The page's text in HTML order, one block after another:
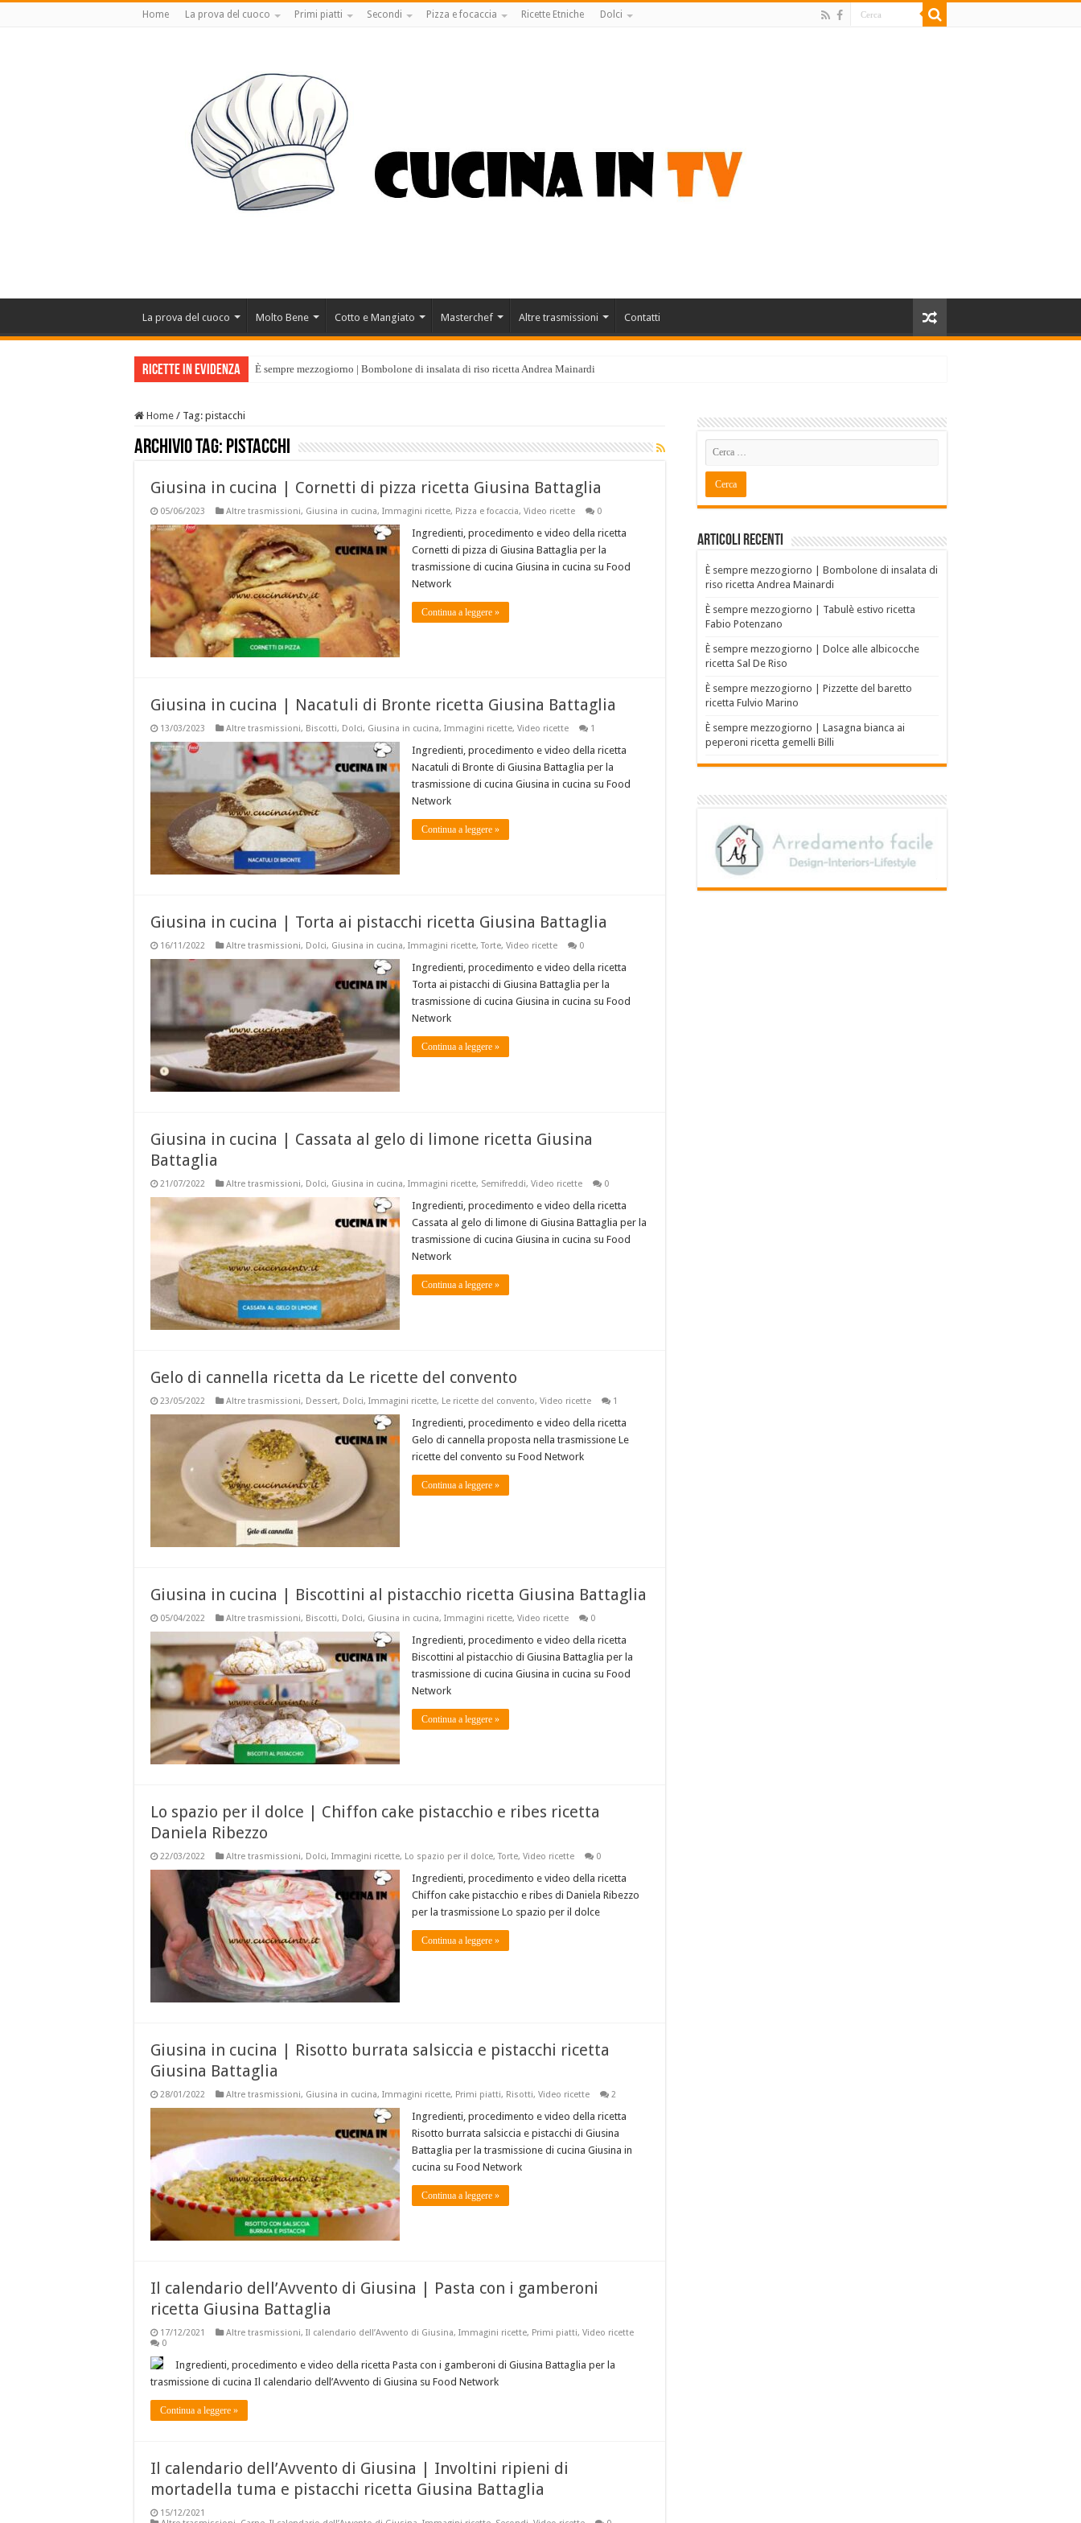
Home La prova del cuoco Primi piatti Secondi Pizza e focaccia Ricette Etniche Dolci
La prova del cuoco Molto Bene Cotto e Mangiato Masterchef Altre trasmissioni Contatti
Ricette in evidenza È sempre mezzogiorno | Bombolone di insalata di riso ricetta Andrea Mainardi
Home / Tag: pistacchi
Archivio tag: pistacchi
Giusina in cucina | Cornetti di pizza ricetta Giusina Battaglia
05/06/2023 Altre trasmissioni, Giusina in cucina, Immagini ricette, Pizza e focaccia, Video ricette 0
Ingredienti, procedimento e video della ricetta
Cornetti di pizza di Giusina Battaglia per la
trasmissione di cucina Giusina in cucina su Food
Network
Continua a leggere »
Giusina in cucina | Nacatuli di Bronte ricetta Giusina Battaglia
13/03/2023 Altre trasmissioni, Biscotti, Dolci, Giusina in cucina, Immagini ricette, Video ricette 1
Ingredienti, procedimento e video della ricetta
Nacatuli di Bronte di Giusina Battaglia per la
trasmissione di cucina Giusina in cucina su Food
Network
Continua a leggere »
Giusina in cucina | Torta ai pistacchi ricetta Giusina Battaglia
16/11/2022 Altre trasmissioni, Dolci, Giusina in cucina, Immagini ricette,Torte, Video ricette 0
Ingredienti, procedimento e video della ricetta
Torta ai pistacchi di Giusina Battaglia per la
trasmissione di cucina Giusina in cucina su Food
Network
Continua a leggere »
Giusina in cucina | Cassata al gelo di limone ricetta Giusina
Battaglia
21/07/2022 Altre trasmissioni, Dolci, Giusina in cucina, Immagini ricette, Semifreddi, Video ricette 0
Ingredienti, procedimento e video della ricetta
Cassata al gelo di limone di Giusina Battaglia per la
trasmissione di cucina Giusina in cucina su Food
Network
Continua a leggere »
Gelo di cannella ricetta da Le ricette del convento
23/05/2022 Altre trasmissioni, Dessert, Dolci, Immagini ricette, Le ricette del convento, Video ricette 1
Ingredienti, procedimento e video della ricetta
Gelo di cannella proposta nella trasmissione Le
ricette del convento su Food Network
Continua a leggere »
Giusina in cucina | Biscottini al pistacchio ricetta Giusina Battaglia
05/04/2022 Altre trasmissioni, Biscotti, Dolci, Giusina in cucina, Immagini ricette, Video ricette 0
Ingredienti, procedimento e video della ricetta
Biscottini al pistacchio di Giusina Battaglia per la
trasmissione di cucina Giusina in cucina su Food
Network
Continua a leggere »
Lo spazio per il dolce | Chiffon cake pistacchio e ribes ricetta
Daniela Ribezzo
22/03/2022 Altre trasmissioni, Dolci, Immagini ricette, Lo spazio per il dolce,Torte, Video ricette 0
Ingredienti, procedimento e video della ricetta
Chiffon cake pistacchio e ribes di Daniela Ribezzo
per la trasmissione Lo spazio per il dolce
Continua a leggere »
Giusina in cucina | Risotto burrata salsiccia e pistacchi ricetta
Giusina Battaglia
28/01/2022 Altre trasmissioni, Giusina in cucina, Immagini ricette, Primi piatti, Risotti, Video ricette 2
Ingredienti, procedimento e video della ricetta
Risotto burrata salsiccia e pistacchi di Giusina
Battaglia per la trasmissione di cucina Giusina in
cucina su Food Network
Continua a leggere »
Il calendario dell’Avvento di Giusina | Pasta con i gamberoni
ricetta Giusina Battaglia
17/12/2021 Altre trasmissioni, Il calendario dell’Avvento di Giusina, Immagini ricette, Primi piatti, Video ricette
0
Ingredienti, procedimento e video della ricetta Pasta con i gamberoni di Giusina Battaglia per la
trasmissione di cucina Il calendario dell’Avvento di Giusina su Food Network
Continua a leggere »
Il calendario dell’Avvento di Giusina | Involtini ripieni di
mortadella tuma e pistacchi ricetta Giusina Battaglia
15/12/2021
Articoli recenti
È sempre mezzogiorno | Bombolone di insalata di
riso ricetta Andrea Mainardi
È sempre mezzogiorno | Tabulè estivo ricetta
Fabio Potenzano
È sempre mezzogiorno | Dolce alle albicocche
ricetta Sal De Riso
È sempre mezzogiorno | Pizzette del baretto
ricetta Fulvio Marino
È sempre mezzogiorno | Lasagna bianca ai
peperoni ricetta gemelli Billi